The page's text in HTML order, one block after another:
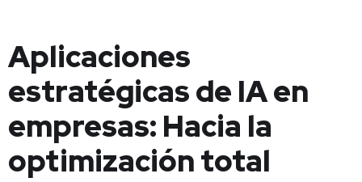
Aplicaciones
estratégicas de IA en
empresas: Hacia la
optimización total